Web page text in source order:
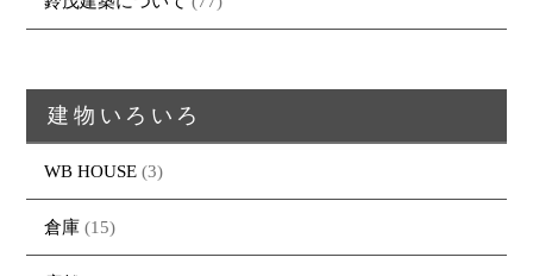
建物いろいろ
WB HOUSE (3)
倉庫 (15)